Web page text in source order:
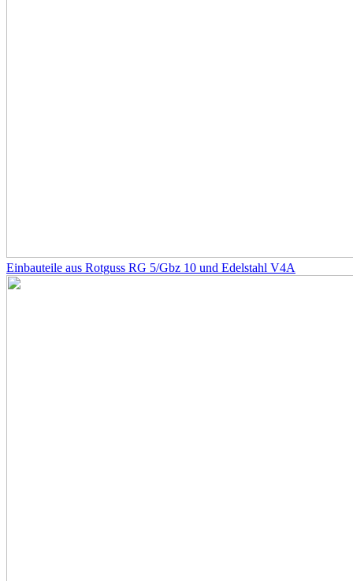
Einbauteile aus Rotguss RG 5/Gbz 10 und Edelstahl V4A